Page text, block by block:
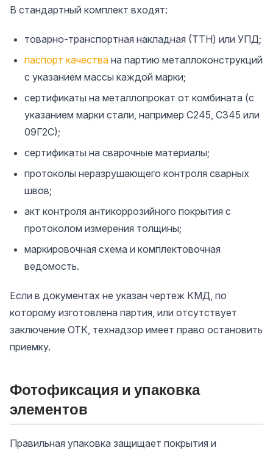
В стандартный комплект входят:
товарно-транспортная накладная (ТТН) или УПД;
паспорт качества на партию металлоконструкций
с указанием массы каждой марки;
сертификаты на металлопрокат от комбината (с
указанием марки стали, например С245, С345 или
09Г2С);
сертификаты на сварочные материалы;
протоколы неразрушающего контроля сварных
швов;
акт контроля антикоррозийного покрытия с
протоколом измерения толщины;
маркировочная схема и комплектовочная
ведомость.
Если в документах не указан чертеж КМД, по
которому изготовлена партия, или отсутствует
заключение ОТК, технадзор имеет право остановить
приемку.
Фотофиксация и упаковка
элементов
Правильная упаковка защищает покрытия и